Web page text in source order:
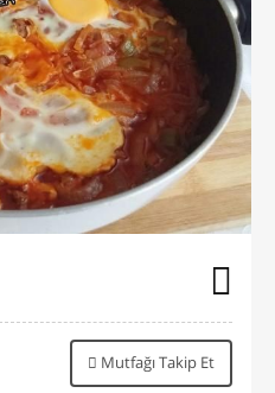
Mutfağı Takip Et